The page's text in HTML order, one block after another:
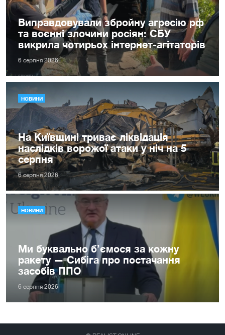
Виправдовували збройну агресію рф
та воєнні злочини росіян: СБУ
викрила чотирьох інтернет-агітаторів
6 серпня 2026
НОВИНИ
На Київщині триває ліквідація
наслідків ворожої атаки у ніч на 5
серпня
6 серпня 2026
НОВИНИ
Ми буквально б’ємося за кожну
ракету — Сибіга про постачання
засобів ППО
6 серпня 2026